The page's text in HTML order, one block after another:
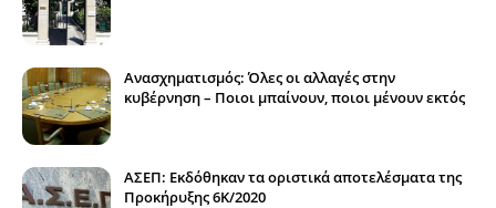
Ανασχηματισμός: Όλες οι αλλαγές στην
κυβέρνηση – Ποιοι μπαίνουν, ποιοι μένουν εκτός
ΑΣΕΠ: Εκδόθηκαν τα οριστικά αποτελέσματα της
Προκήρυξης 6Κ/2020